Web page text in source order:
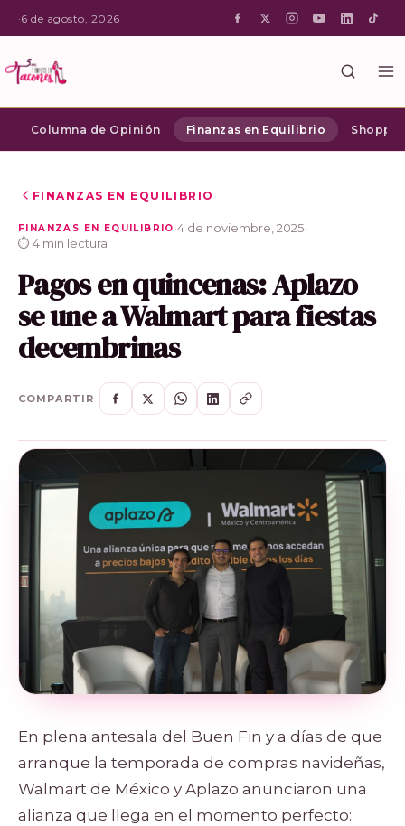
·6 de agosto, 2026
Columna de Opinión Finanzas en Equilibrio
FINANZAS EN EQUILIBRIO
FINANZAS EN EQUILIBRIO ·4 de noviembre, 2025·
⏱ 4 min lectura
Pagos en quincenas: Aplazo
se une a Walmart para fiestas
decembrinas
COMPARTIR
En plena antesala del Buen Fin y a días de que
arranque la temporada de compras navideñas,
Walmart de México y Aplazo anunciaron una
alianza que llega en el momento perfecto: